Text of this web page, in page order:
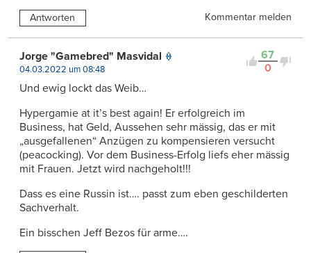
Antworten Kommentar melden
67
0
Jorge "Gamebred" Masvidal
04.03.2022 um 08:48
Und ewig lockt das Weib…
Hypergamie at it’s best again! Er erfolgreich im
Business, hat Geld, Aussehen sehr mässig, das er mit
„ausgefallenen“ Anzügen zu kompensieren versucht
(peacocking). Vor dem Business-Erfolg liefs eher mässig
mit Frauen. Jetzt wird nachgeholt!!!
Dass es eine Russin ist…. passt zum eben geschilderten
Sachverhalt.
Ein bisschen Jeff Bezos für arme….